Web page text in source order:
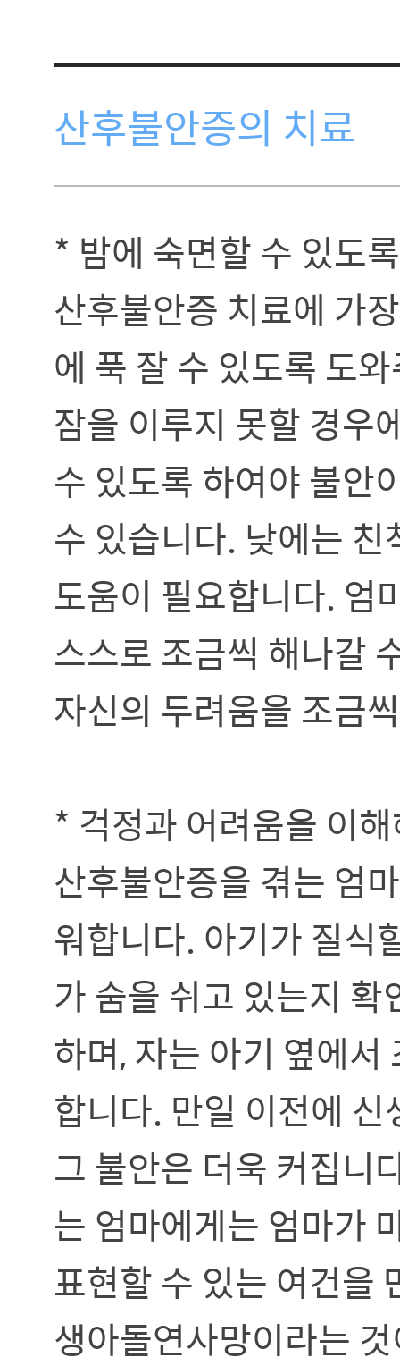
산후불안증의 치료
* 밤에 숙면할 수 있도
산후불안증 치료에 가
에 푹 잘 수 있도록 도
잠을 이루지 못할 경우
수 있도록 하여야 불안
수 있습니다. 낮에는
도움이 필요합니다. 엄
스스로 조금씩 해나갈
자신의 두려움을 조금
* 걱정과 어려움을 이
산후불안증을 겪는 엄
워합니다. 아기가 질식
가 숨을 쉬고 있는지
하며, 자는 아기 옆에
합니다. 만일 이전에
그 불안은 더욱 커집니
는 엄마에게는 엄마가
표현할 수 있는 여건을
생아돌연사망이라는